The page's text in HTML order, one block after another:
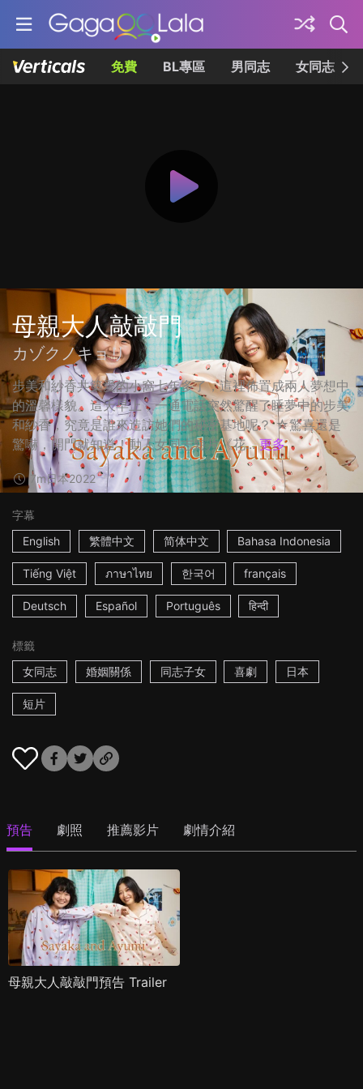
免費 BL專區 男同志 女同志
母親大人敲敲門
カゾクノキョリ
步美和紗香共築愛的小窩七年多了，這裡佈置成兩人夢想中
的溫馨樣貌。這天早上，一通電話突然驚醒了睡夢中的步美
和紗香，究竟是誰來造訪她們的秘密基地呢？ ☆驚喜還是
驚嚇，開門就知道！動人女同志短片《花... 更多
7m日本2022
字幕
English
繁體中文 简体中文 Bahasa Indonesia
Tiếng Việt ภาษาไทย 한국어 français
Deutsch Español Português हिन्दी
標籤
女同志
婚姻關係 同志子女 喜劇 日本
短片
預告 劇照 推薦影片 劇情介紹
母親大人敲敲門預告 Trailer